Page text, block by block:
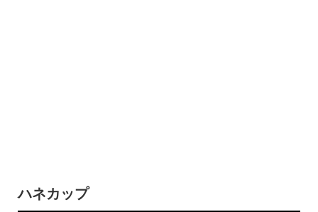
ハネカップ